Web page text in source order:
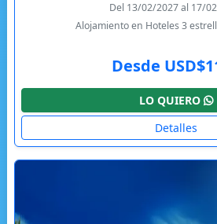
Del 13/02/2027 al 17/
Alojamiento en Hoteles 3
Desde
LO QUIERO
Detalles